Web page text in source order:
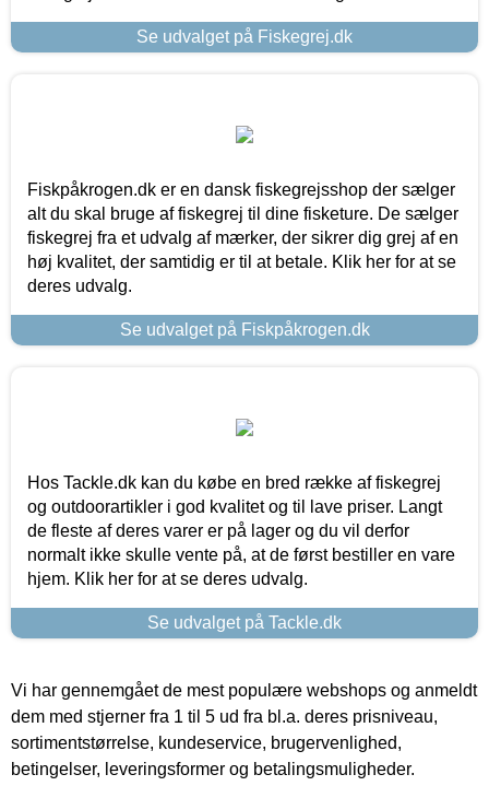
Se udvalget på Fiskegrej.dk
Fiskpåkrogen.dk er en dansk fiskegrejsshop der sælger
alt du skal bruge af fiskegrej til dine fisketure. De sælger
fiskegrej fra et udvalg af mærker, der sikrer dig grej af en
høj kvalitet, der samtidig er til at betale. Klik her for at se
deres udvalg.
Se udvalget på Fiskpåkrogen.dk
Hos Tackle.dk kan du købe en bred række af fiskegrej
og outdoorartikler i god kvalitet og til lave priser. Langt
de fleste af deres varer er på lager og du vil derfor
normalt ikke skulle vente på, at de først bestiller en vare
hjem. Klik her for at se deres udvalg.
Se udvalget på Tackle.dk
Vi har gennemgået de mest populære webshops og anmeldt
dem med stjerner fra 1 til 5 ud fra bl.a. deres prisniveau,
sortimentstørrelse, kundeservice, brugervenlighed,
betingelser, leveringsformer og betalingsmuligheder.